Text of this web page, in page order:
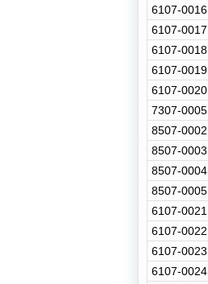
6107-0016
6107-0017
6107-0018
6107-0019
6107-0020
7307-0005
8507-0002
8507-0003
8507-0004
8507-0005
6107-0021
6107-0022
6107-0023
6107-0024